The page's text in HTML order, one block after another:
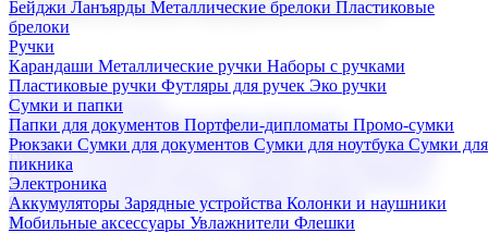
Бейджи Ланъярды Металлические брелоки Пластиковые
брелоки
Ручки
Карандаши Металлические ручки Наборы с ручками
Пластиковые ручки Футляры для ручек Эко ручки
Сумки и папки
Папки для документов Портфели-дипломаты Промо-сумки
Рюкзаки Сумки для документов Сумки для ноутбука Сумки для
пикника
Электроника
Аккумуляторы Зарядные устройства Колонки и наушники
Мобильные аксессуары Увлажнители Флешки
продукцию для бизнеса, мероприятия и клиентов.
Подарочные наборы
Бизнес наборыКофейные наборы Кошельки
Наборы из кожиНаборы ручекНаборы с аккумуляторами
Наборы с бутылками для воды
Наборы с ежедневниками
Наборы с кружками
флешкамиНовогодние наборыЧайные наборы